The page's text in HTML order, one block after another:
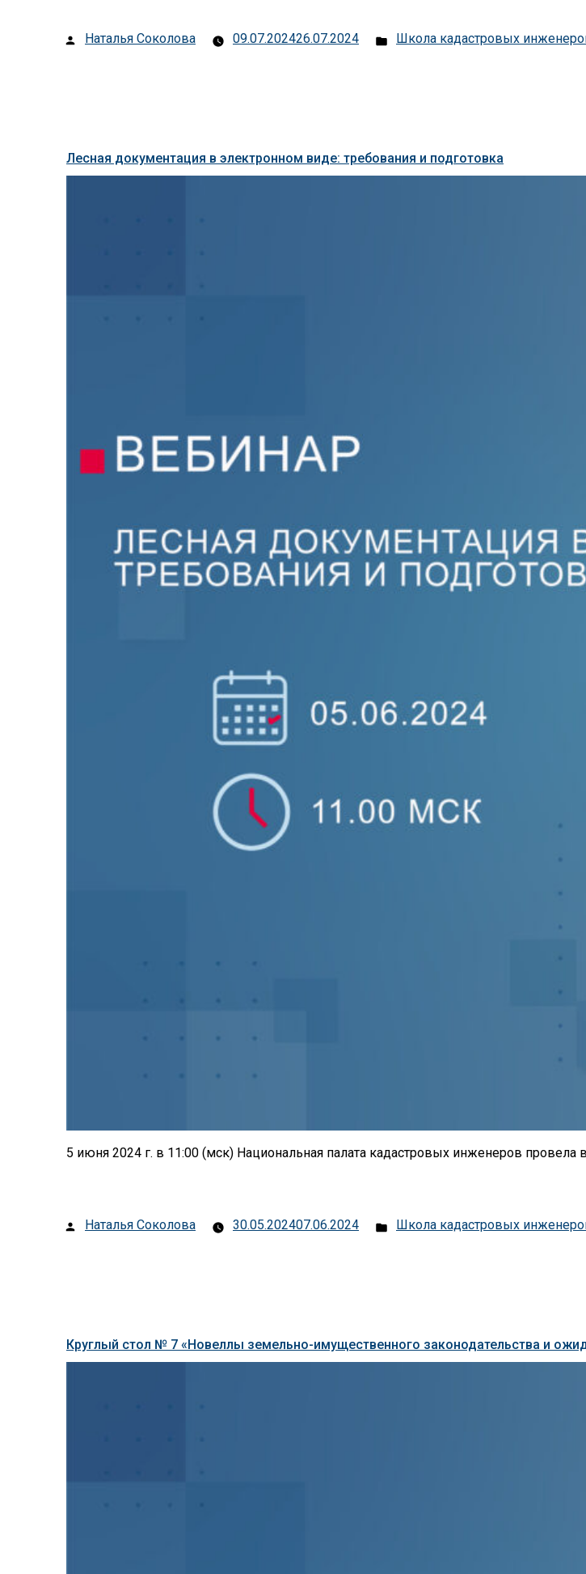
Posted
Наталья Соколова 09.07.202426.07.2024
Posted
Школа кадастровых
Лесная документация в электронном виде: требования и подготовка
5 июня 2024 г. в 11:00 (мск) Национальная палата кадастровых инженеров провела
Posted
Наталья Соколова 30.05.202407.06.2024
Posted
Школа кадастровых
Круглый стол № 7 «Новеллы земельно-имущественного законодательства и